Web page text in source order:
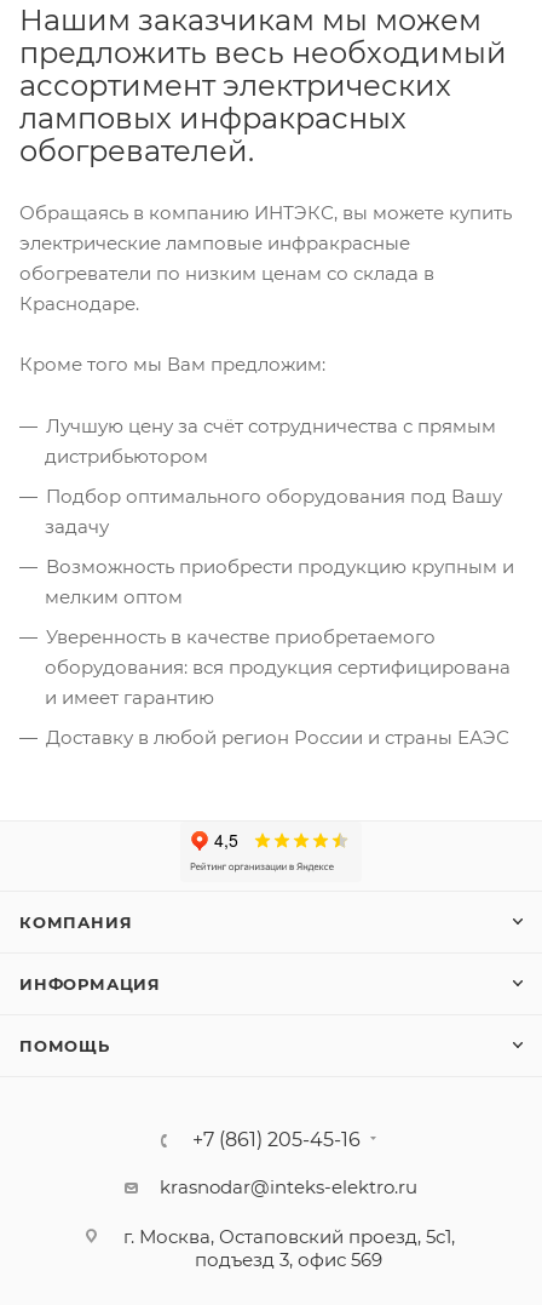
Нашим заказчикам мы можем
предложить весь необходимый
ассортимент электрических
ламповых инфракрасных
обогревателей.
Обращаясь в компанию ИНТЭКС, вы можете купить
электрические ламповые инфракрасные
обогреватели по низким ценам со склада в
Краснодаре.
Кроме того мы Вам предложим:
Лучшую цену за счёт сотрудничества с прямым
дистрибьютором
Подбор оптимального оборудования под Вашу
задачу
Возможность приобрести продукцию крупным и
мелким оптом
Уверенность в качестве приобретаемого
оборудования: вся продукция сертифицирована
и имеет гарантию
Доставку в любой регион России и страны ЕАЭС
КОМПАНИЯ
ИНФОРМАЦИЯ
ПОМОЩЬ
+7 (861) 205-45-16
krasnodar@inteks-elektro.ru
г. Москва, Остаповский проезд, 5с1,
подъезд 3, офис 569